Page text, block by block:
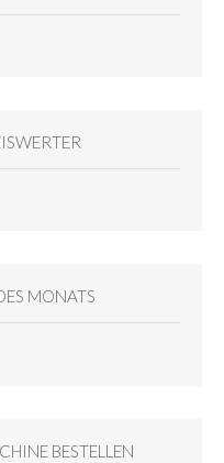
MONATS
BESTELLEN